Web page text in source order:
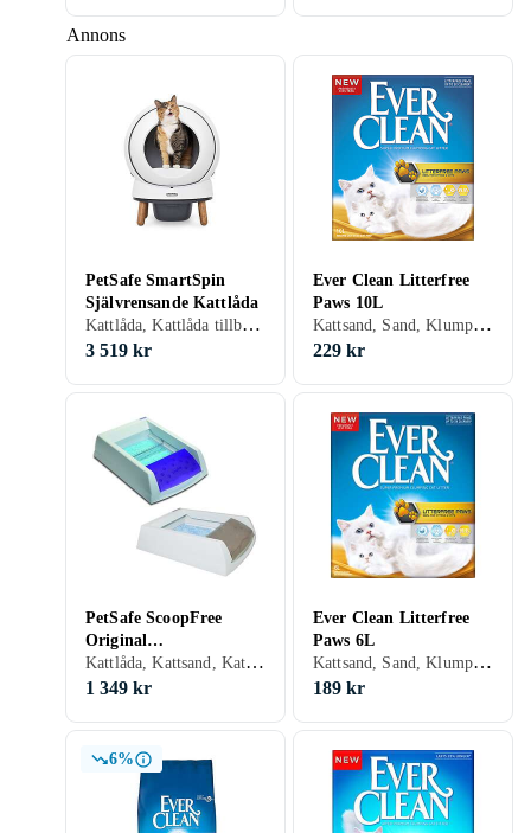
Annons
PetSafe SmartSpin
Självrensande Kattlåda
Kattlåda, Kattlåda tillbehör
3 519 kr
Ever Clean Litterfree
Paws 10L
Kattsand, Sand, Klumpbildande, Parfymerad, 10 liter
229 kr
PetSafe ScoopFree
Original
Självrengörande
Kattlåda
Kattlåda, Kattsand, Kattlåda tillbehör, Sand, Klumpbildande
1 349 kr
Ever Clean Litterfree
Paws 6L
Kattsand, Sand, Klumpbildande, Parfymerad, 6 liter
189 kr
6%